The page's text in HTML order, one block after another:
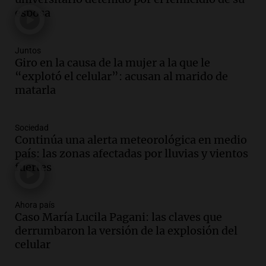
Privada.
Viva la Radio Rosario
Audio.
la ley de Propiedad Privada debatida en
el Senado.
Viva la Radio Rosario
por la Ley de Tierras: "Construyeron un
relato mentiroso"
Informados al regreso
Episodios
gran expo, con concurso de panificados
y actividades destacadas
Panorama Federal
Episodios
esposa
Juntos
Giro en la causa de la mujer a la que le
“explotó el celular”: acusan al marido de
matarla
Sociedad
Continúa una alerta meteorológica en medio
país: las zonas afectadas por lluvias y vientos
fuertes
Ahora país
Caso María Lucila Pagani: las claves que
derrumbaron la versión de la explosión del
celular